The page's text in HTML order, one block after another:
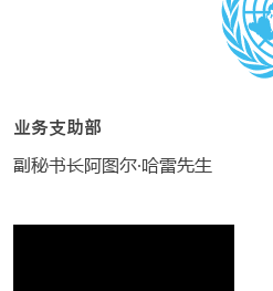
业务支助部
副秘书长阿图尔·哈雷先生